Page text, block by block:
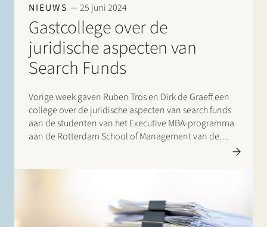
NIEUWS 25 juni 2024
Gastcollege over de
juridische aspecten van
Search Funds
Vorige week gaven Ruben Tros en Dirk de Graeff een
college over de juridische aspecten van search funds
aan de studenten van het Executive MBA-programma
aan de Rotterdam School of Management van de